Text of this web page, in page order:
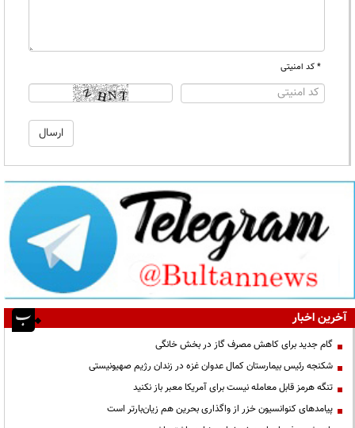
* کد امنیتی
آخرین اخبار
گام جدید برای کاهش مصرف گاز در بخش خانگی
شکنجه رئیس بیمارستان کمال عدوان غزه در زندان رژیم صهیونیستی
تنگه هرمز قابل معامله نیست برای آمریکا معبر باز نکنید
پیامدهای کنوانسیون خزر از واگذاری بحرین هم زیان‌بارتر است